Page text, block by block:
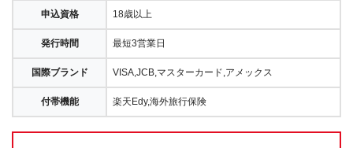
申込資格 18歳以上
発行時間 最短3営業日
国際ブランド VISA,JCB,マスターカード,アメックス
付帯機能 楽天Edy,海外旅行保険